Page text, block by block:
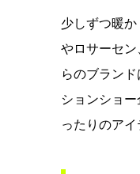
少しずつ暖
やロサーセ
らのブラン
ションショ
ったりのアイ